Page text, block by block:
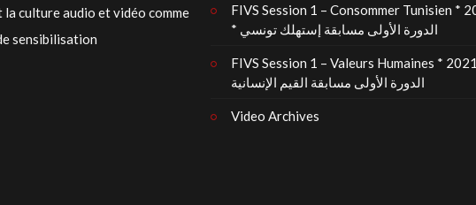
culture audio et vidéo comme
sensibilisation
FIVS Session 1 – Consommer Tunisien *
* الدورة الأولى مسابقة إستهلك تونسي
FIVS Session 1 – Valeurs Humaines *
الدورة الأولى مسابقة القيم الإنسانية
Video Archives